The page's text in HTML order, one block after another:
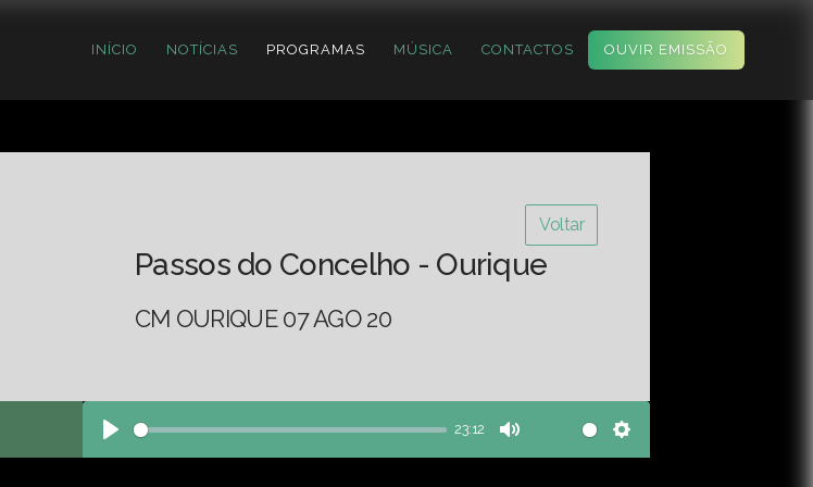
INÍCIO NOTÍCIAS PROGRAMAS MÚSICA CONTACTOS OUVIR EMISSÃO
Voltar
Passos do Concelho - Ourique
CM OURIQUE 07 AGO 20
Play
23:12
Mute Settings